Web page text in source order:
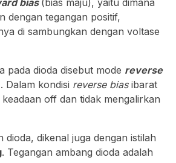
bias (bias maju), yaitu dimana
dengan tegangan positif,
di sambungkan dengan voltase
pada dioda disebut mode reverse
Dalam kondisi reverse biasibarat
off dan tidak mengalirkan
dioda, dikenal juga dengan istilah
. Tegangan ambang dioda adalah